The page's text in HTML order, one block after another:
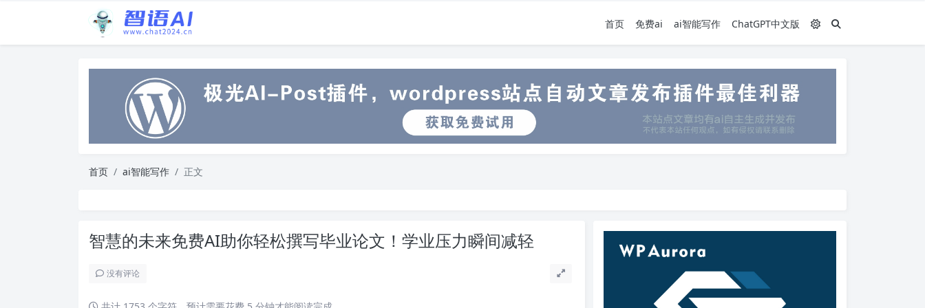
首页 免费ai ai智能写作 ChatGPT中文版
首页 ai智能写作 正文
智慧的未来免费AI助你轻松撰写毕业论文！学业压力瞬间减轻
没有评论